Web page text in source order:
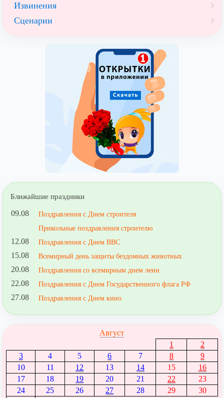
Извинения
Сценарии
Ближайшие праздники
09.08
Поздравления с Днем строителя
Прикольные поздравления строителю
12.08 Поздравления с Днем ВВС
15.08 Всемирный день защиты бездомных животных
20.08 Поздравления со всемирным днем лени
22.08 Поздравления с Днем Государственного флага РФ
27.08 Поздравления с Днем кино
Август
1
2
3
4 5 6 7 8
9
10
11 12 13 14 15
16
17
18 19 20 21 22
23
24
25 26 27 28 29
30